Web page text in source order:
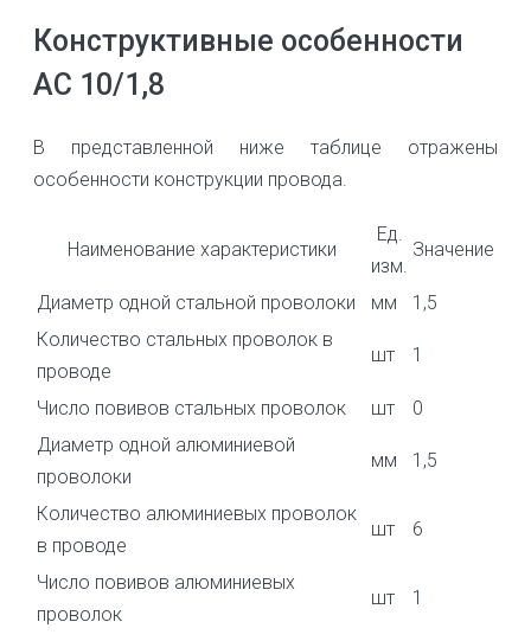
Конструктивные особенности
АС 10/1,8
В представленной ниже таблице отражены
особенности конструкции провода.
Наименование характеристики
Ед.
изм.
Значение
Диаметр одной стальной проволоки мм
1,5
Количество стальных проволок в
проводе
шт 1
Число повивов стальных проволок шт
0
Диаметр одной алюминиевой
проволоки
мм 1,5
Количество алюминиевых проволок
в проводе
шт 6
Число повивов алюминиевых
проволок
шт 1